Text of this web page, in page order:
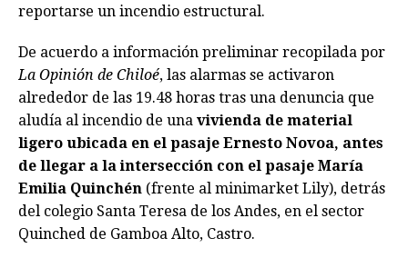
reportarse un incendio estructural.
De acuerdo a información preliminar recopilada por
La Opinión de Chiloé, las alarmas se activaron
alrededor de las 19.48 horas tras una denuncia que
aludía al incendio de una vivienda de material
ligero ubicada en el pasaje Ernesto Novoa, antes
de llegar a la intersección con el pasaje María
Emilia Quinchén (frente al minimarket Lily), detrás
del colegio Santa Teresa de los Andes, en el sector
Quinched de Gamboa Alto, Castro.